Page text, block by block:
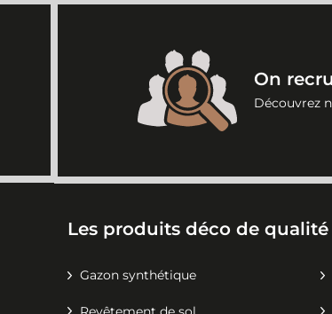
On
Découvrez
Les produits déco de
Gazon synthétique